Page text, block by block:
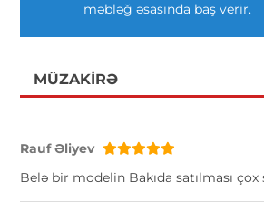
məbləğ əsasında baş verir.
MÜZAKIRƏ
Rauf Əliyev
Belə bir modelin Bakıda satılması